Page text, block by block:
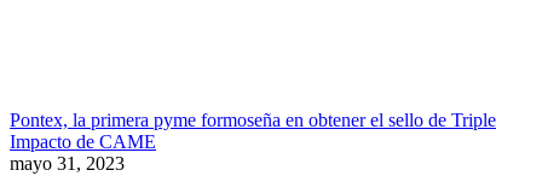
Pontex, la primera pyme formoseña en obtener el sello de Triple
Impacto de CAME
mayo 31, 2023